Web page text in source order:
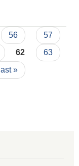
56
57
62
63
last »